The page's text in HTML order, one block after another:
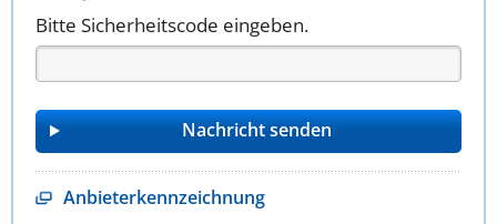
Bitte Sicherheitscode eingeben.
Anbieterkennzeichnung